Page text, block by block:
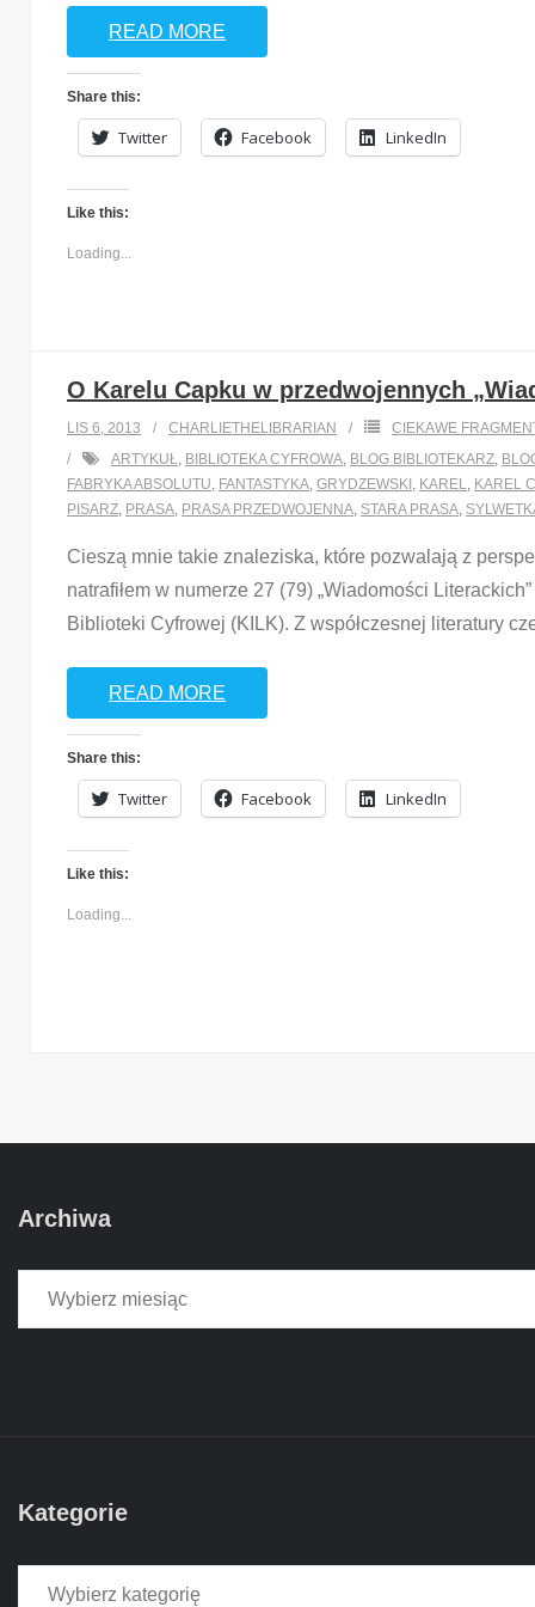
READ MORE
Share this:
Twitter Facebook LinkedIn
Like this:
Loading...
O Karelu Capku w przedwojennych
LIS 6, 2013 CHARLIETHELIBRARIAN
CIEKAWE
ARTYKUŁ, BIBLIOTEKA CYFROWA, BLOG BIBLIOTEKARZ,
FABRYKA ABSOLUTU, FANTASTYKA, GRYDZEWSKI , KAREL, KAREL
PISARZ, PRASA, PRASA PRZEDWOJENNA, STARA PRASA,
Cieszą mnie takie znaleziska, które pozwalają z
natrafiłem w numerze 27 (79) „Wiadomości
Biblioteki Cyfrowej (KILK). Z współczesnej literatury
READ MORE
Share this:
Twitter Facebook LinkedIn
Like this:
Loading...
Archiwa
Kategorie
Kategorie